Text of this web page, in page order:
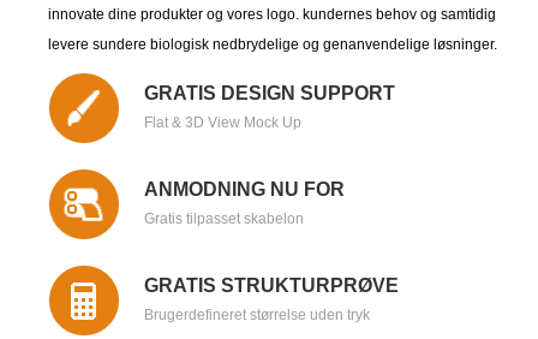
innovate dine produkter og vores logo. kundernes behov og samtidig
levere sundere biologisk nedbrydelige og genanvendelige løsninger.
GRATIS DESIGN SUPPORT
Flat & 3D View Mock Up
ANMODNING NU FOR
Gratis tilpasset skabelon
GRATIS STRUKTURPRØVE
Brugerdefineret størrelse uden tryk